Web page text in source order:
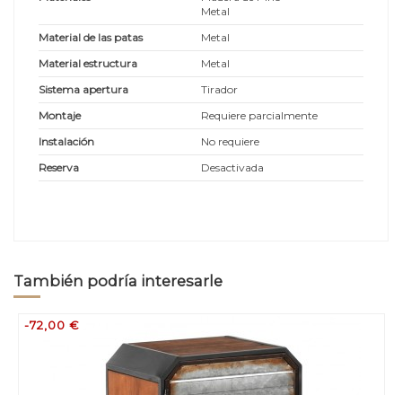
Metal
Material de las patas
Metal
Material estructura
Metal
Sistema apertura
Tirador
Montaje
Requiere parcialmente
Instalación
No requiere
Reserva
Desactivada
También podría interesarle
-72,00 €